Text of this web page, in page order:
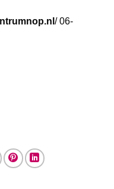
/ 06-